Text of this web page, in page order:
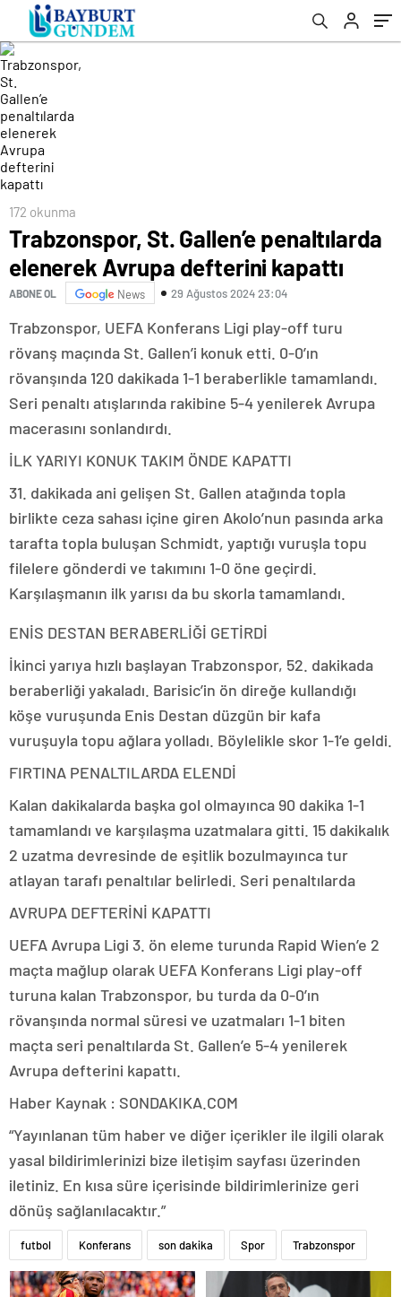
172 okunma
Trabzonspor, St. Gallen’e penaltılarda
elenerek Avrupa defterini kapattı
ABONE OL News 29 Ağustos 2024 23:04
Trabzonspor, UEFA Konferans Ligi play-off turu
rövanş maçında St. Gallen’i konuk etti. 0-0’ın
rövanşında 120 dakikada 1-1 beraberlikle tamamlandı.
Seri penaltı atışlarında rakibine 5-4 yenilerek Avrupa
macerasını sonlandırdı.
İLK YARIYI KONUK TAKIM ÖNDE KAPATTI
31. dakikada ani gelişen St. Gallen atağında topla
birlikte ceza sahası içine giren Akolo’nun pasında arka
tarafta topla buluşan Schmidt, yaptığı vuruşla topu
filelere gönderdi ve takımını 1-0 öne geçirdi.
Karşılaşmanın ilk yarısı da bu skorla tamamlandı.
ENİS DESTAN BERABERLİĞİ GETİRDİ
İkinci yarıya hızlı başlayan Trabzonspor, 52. dakikada
beraberliği yakaladı. Barisic’in ön direğe kullandığı
köşe vuruşunda Enis Destan düzgün bir kafa
vuruşuyla topu ağlara yolladı. Böylelikle skor 1-1’e geldi.
FIRTINA PENALTILARDA ELENDİ
Kalan dakikalarda başka gol olmayınca 90 dakika 1-1
tamamlandı ve karşılaşma uzatmalara gitti. 15 dakikalık
2 uzatma devresinde de eşitlik bozulmayınca tur
atlayan tarafı penaltılar belirledi. Seri penaltılarda
AVRUPA DEFTERİNİ KAPATTI
UEFA Avrupa Ligi 3. ön eleme turunda Rapid Wien’e 2
maçta mağlup olarak UEFA Konferans Ligi play-off
turuna kalan Trabzonspor, bu turda da 0-0’ın
rövanşında normal süresi ve uzatmaları 1-1 biten
maçta seri penaltılarda St. Gallen’e 5-4 yenilerek
Avrupa defterini kapattı.
Haber Kaynak : SONDAKIKA.COM
“Yayınlanan tüm haber ve diğer içerikler ile ilgili olarak
yasal bildirimlerinizi bize iletişim sayfası üzerinden
iletiniz. En kısa süre içerisinde bildirimlerinize geri
dönüş sağlanılacaktır.”
futbol Konferans son dakika Spor Trabzonspor